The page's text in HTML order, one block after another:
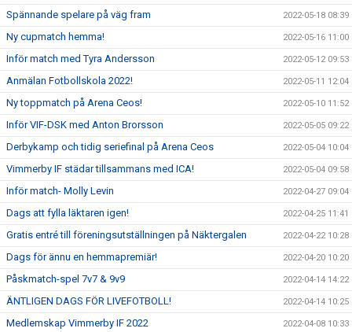
Spännande spelare på väg fram 2022-05-18 08:39
Ny cupmatch hemma! 2022-05-16 11:00
Inför match med Tyra Andersson 2022-05-12 09:53
Anmälan Fotbollskola 2022! 2022-05-11 12:04
Ny toppmatch på Arena Ceos! 2022-05-10 11:52
Inför VIF-DSK med Anton Brorsson 2022-05-05 09:22
Derbykamp och tidig seriefinal på Arena Ceos 2022-05-04 10:04
Vimmerby IF städar tillsammans med ICA! 2022-05-04 09:58
Inför match- Molly Levin 2022-04-27 09:04
Dags att fylla läktaren igen! 2022-04-25 11:41
Gratis entré till föreningsutställningen på Näktergalen 2022-04-22 10:28
Dags för ännu en hemmapremiär! 2022-04-20 10:20
Påskmatch-spel 7v7 & 9v9 2022-04-14 14:22
ÄNTLIGEN DAGS FÖR LIVEFOTBOLL! 2022-04-14 10:25
Medlemskap Vimmerby IF 2022 2022-04-08 10:33